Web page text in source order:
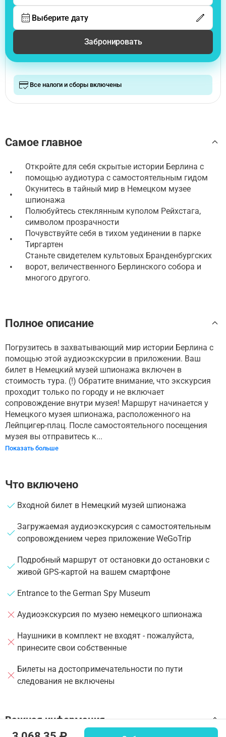
Выберите дату
Забронировать
Все налоги и сборы включены
Самое главное
•
Откройте для себя скрытые истории Берлина с
помощью аудиотура с самостоятельным гидом
•
Окунитесь в тайный мир в Немецком музее
шпионажа
•
Полюбуйтесь стеклянным куполом Рейхстага,
символом прозрачности
•
Почувствуйте себя в тихом уединении в парке
Тиргартен
•
Станьте свидетелем культовых Бранденбургских
ворот, величественного Берлинского собора и
многого другого.
Полное описание
Погрузитесь в захватывающий мир истории Берлина с
помощью этой аудиоэкскурсии в приложении. Ваш
билет в Немецкий музей шпионажа включен в
стоимость тура. (!) Обратите внимание, что экскурсия
проходит только по городу и не включает
сопровождение внутри музея! Маршрут начинается у
Немецкого музея шпионажа, расположенного на
Лейпцигер-плац. После самостоятельного посещения
музея вы отправитесь к...
Показать больше
Что включено
Входной билет в Немецкий музей шпионажа
Загружаемая аудиоэкскурсия с самостоятельным
сопровождением через приложение WeGoTrip
Подробный маршрут от остановки до остановки с
живой GPS-картой на вашем смартфоне
Entrance to the German Spy Museum
Аудиоэкскурсия по музею немецкого шпионажа
Наушники в комплект не входят - пожалуйста,
принесите свои собственные
Билеты на достопримечательности по пути
следования не включены
Важная информация